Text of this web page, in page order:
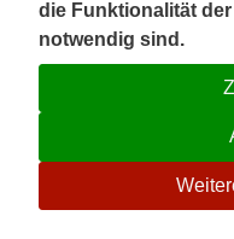
die Funktionalität
notwendig sind.